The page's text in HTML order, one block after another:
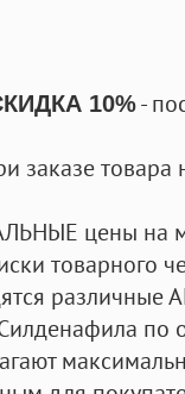
10%-
заказе
цены на
товарного
по